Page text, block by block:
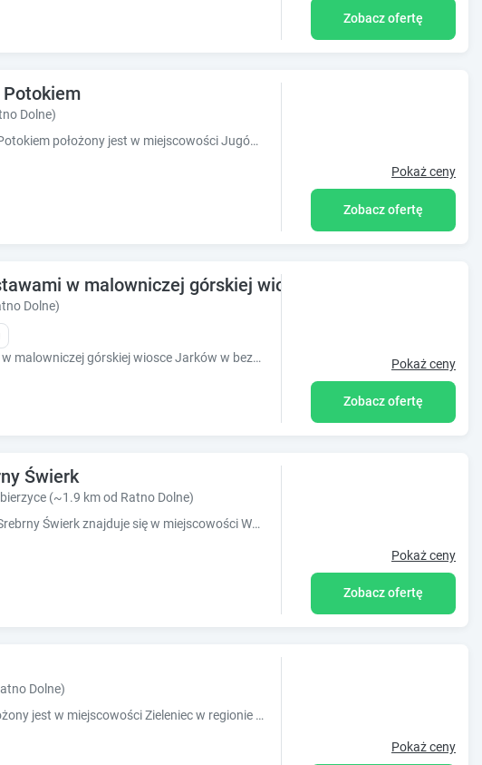
Zobacz ofertę
Dolne)
Obiekt Nad Sowiogorskim Potokiem położony jest w miejscowości Jugów w regionie dolnośląskie i oferuje bezpłatne Wi-Fi, sprzęt do grillowania,
Pokaż ceny
Zobacz ofertę
w malowniczej górskiej wiosce
Dolne)
Apartamenty nad stawami w malowniczej górskiej wiosce Jarków w bezpośrednim sąsiedztwie Parku Narodowego Gór Stołowych i uzdrowiska Kudowa-Zdrój. Pokaż ceny
Zobacz ofertę
Świerk
(~1.9 km od Ratno Dolne)
Obiekt Srebrny Świerk znajduje się w miejscowości Wambierzyce i oferuje bezpłatne Wi-Fi, bezpłatny prywatny parking oraz widok na miasto. Odległ
Pokaż ceny
Zobacz ofertę
Dolne)
Obiekt Gościniec Saba położony jest w miejscowości Zieleniec w regionie dolnośląskie i oferuje bezpłatne Wi-Fi, plac zabaw, ogród oraz bezpła
Pokaż ceny